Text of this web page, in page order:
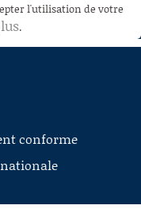
l'utilisation de votre
.
conforme
nationale